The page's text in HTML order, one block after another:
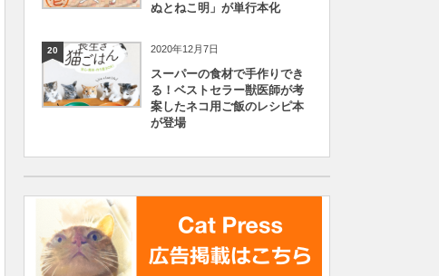
ぬとねこ明」が単行本化
20 2020年12月7日
スーパーの食材で手作りでき
る！ベストセラー獣医師が考
案したネコ用ご飯のレシピ本
が登場